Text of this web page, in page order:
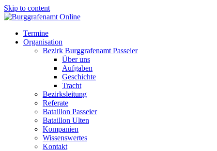
Skip to content
Termine
Organisation
Bezirk Burggrafenamt Passeier
Über uns
Aufgaben
Geschichte
Tracht
Bezirksleitung
Referate
Bataillon Passeier
Bataillon Ulten
Kompanien
Wissenswertes
Kontakt